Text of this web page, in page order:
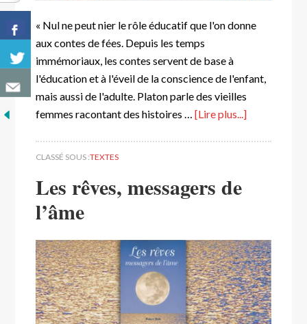
« Nul ne peut nier le rôle éducatif que l'on donne
aux contes de fées. Depuis les temps
immémoriaux, les contes servent de base à
l'éducation et à l'éveil de la conscience de l'enfant,
mais aussi de l'adulte. Platon parle des vieilles
femmes racontant des histoires …[Lire plus...]
CLASSÉ SOUS :TEXTES
Les rêves, messagers de
l’âme